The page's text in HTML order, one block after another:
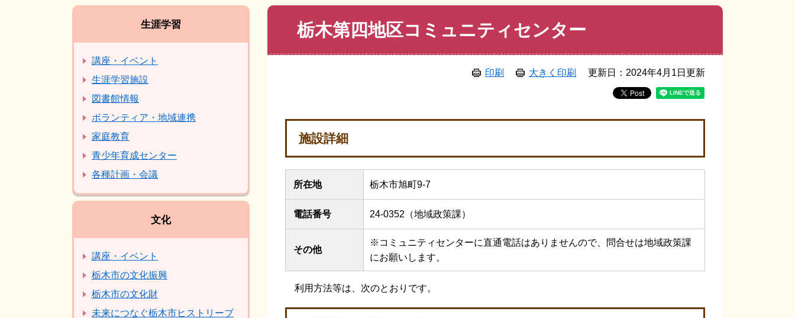
栃木第四地区コミュニティセンター
印刷 大きく印刷 更新日：2024年4月1日更新
施設詳細
所在地 栃木市旭町9-7
電話番号 24-0352（地域政策課）
その他
※コミュニティセンターに直通電話はありませんので、問合せは地域政策課
にお願いします。
利用方法等は、次のとおりです。
生涯学習
講座・イベント
生涯学習施設
図書館情報
ボランティア・地域連携
家庭教育
青少年育成センター
各種計画・会議
文化
講座・イベント
栃木市の文化振興
栃木市の文化財
未来につなぐ栃木市ヒストリーブ